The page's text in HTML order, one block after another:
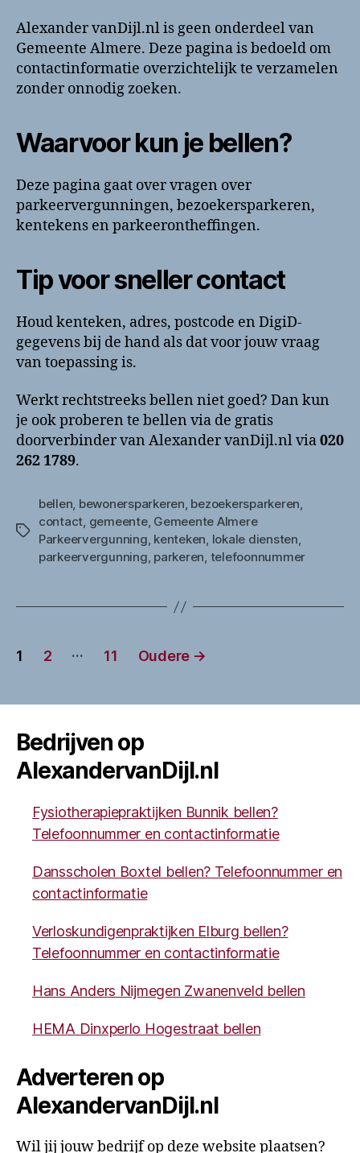
Alexander vanDijl.nl is geen onderdeel van
Gemeente Almere. Deze pagina is bedoeld om
contactinformatie overzichtelijk te verzamelen
zonder onnodig zoeken.
Waarvoor kun je bellen?
Deze pagina gaat over vragen over
parkeervergunningen, bezoekersparkeren,
kentekens en parkeerontheffingen.
Tip voor sneller contact
Houd kenteken, adres, postcode en DigiD-
gegevens bij de hand als dat voor jouw vraag
van toepassing is.
Werkt rechtstreeks bellen niet goed? Dan kun
je ook proberen te bellen via de gratis
doorverbinder van Alexander vanDijl.nl via020
262 1789.
Tags
bellen, bewonersparkeren, bezoekersparkeren,
contact, gemeente, Gemeente Almere
Parkeervergunning, kenteken, lokale diensten,
parkeervergunning, parkeren, telefoonnummer
Berichten
1 2 … 11 Oudere →
Bedrijven op
AlexandervanDijl.nl
Fysiotherapiepraktijken Bunnik bellen?
Telefoonnummer en contactinformatie
Dansscholen Boxtel bellen? Telefoonnummer en
contactinformatie
Verloskundigenpraktijken Elburg bellen?
Telefoonnummer en contactinformatie
Hans Anders Nijmegen Zwanenveld bellen
HEMA Dinxperlo Hogestraat bellen
Adverteren op
AlexandervanDijl.nl
Wil jij jouw bedrijf op deze website plaatsen?